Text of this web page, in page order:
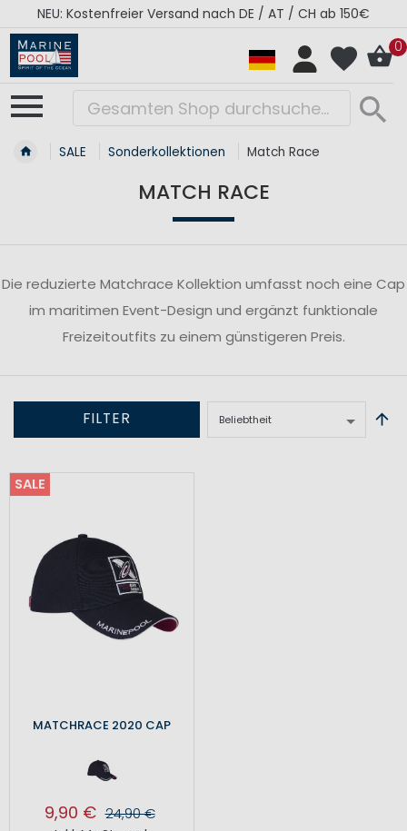
NEU: Kostenfreier Versand nach DE / AT / CH ab 150€
0
SALE Sonderkollektionen Match Race
MATCH RACE
Die reduzierte Matchrace Kollektion umfasst noch eine Cap
im maritimen Event-Design und ergänzt funktionale
Freizeitoutfits zu einem günstigeren Preis.
FILTER
SALE
MATCHRACE 2020 CAP
9,90 € 24,90 €